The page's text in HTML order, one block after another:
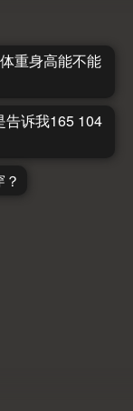
重身高能不能
告诉我165 104